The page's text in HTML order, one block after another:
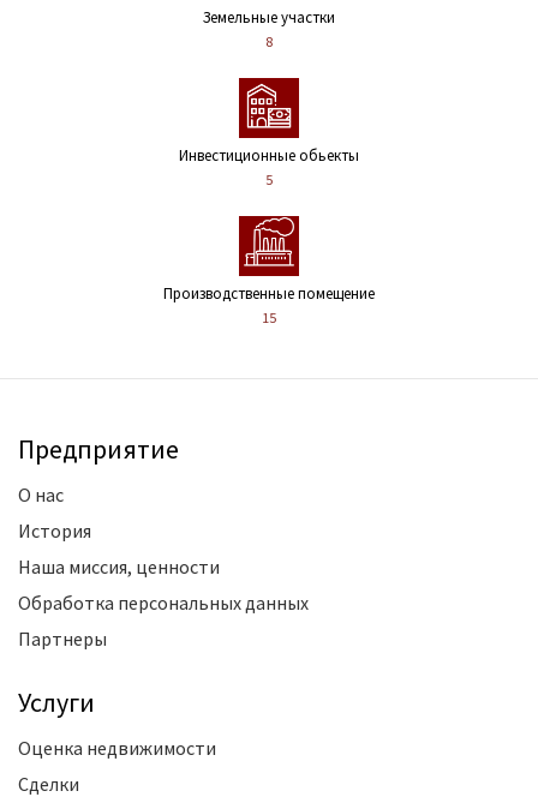
Земельные участки
8
Инвестиционные обьекты
5
Производственные помещение
15
Предприятие
О нас
История
Наша миссия, ценности
Обработка персональных данных
Партнеры
Услуги
Оценка недвижимости
Сделки